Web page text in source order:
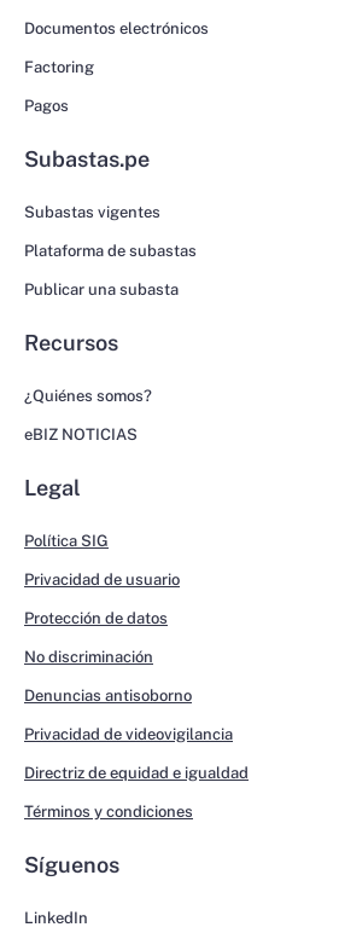
Documentos electrónicos
Factoring
Pagos
Subastas.pe
Subastas vigentes
Plataforma de subastas
Publicar una subasta
Recursos
¿Quiénes somos?
eBIZ NOTICIAS
Legal
Política SIG
Privacidad de usuario
Protección de datos
No discriminación
Denuncias antisoborno
Privacidad de videovigilancia
Directriz de equidad e igualdad
Términos y condiciones
Síguenos
LinkedIn